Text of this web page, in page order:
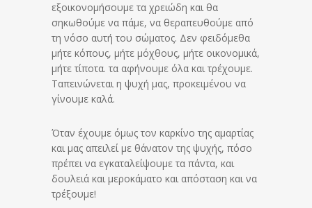
εξοικονομήσουμε τα χρειώδη και θα
σηκωθούμε να πάμε, να θεραπευθούμε από
τη νόσο αυτή του σώματος. Δεν φειδόμεθα
μήτε κόπους, μήτε μόχθους, μήτε οικονομικά,
μήτε τίποτα. τα αφήνουμε όλα και τρέχουμε.
Ταπεινώνεται η ψυχή μας, προκειμένου να
γίνουμε καλά.
Όταν έχουμε όμως τον καρκίνο της αμαρτίας
και μας απειλεί με θάνατον της ψυχής, πόσο
πρέπει να εγκαταλείψουμε τα πάντα, και
δουλειά και μεροκάματο και απόσταση και να
τρέξουμε!